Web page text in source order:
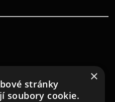
×
stránky
soubory cookie.